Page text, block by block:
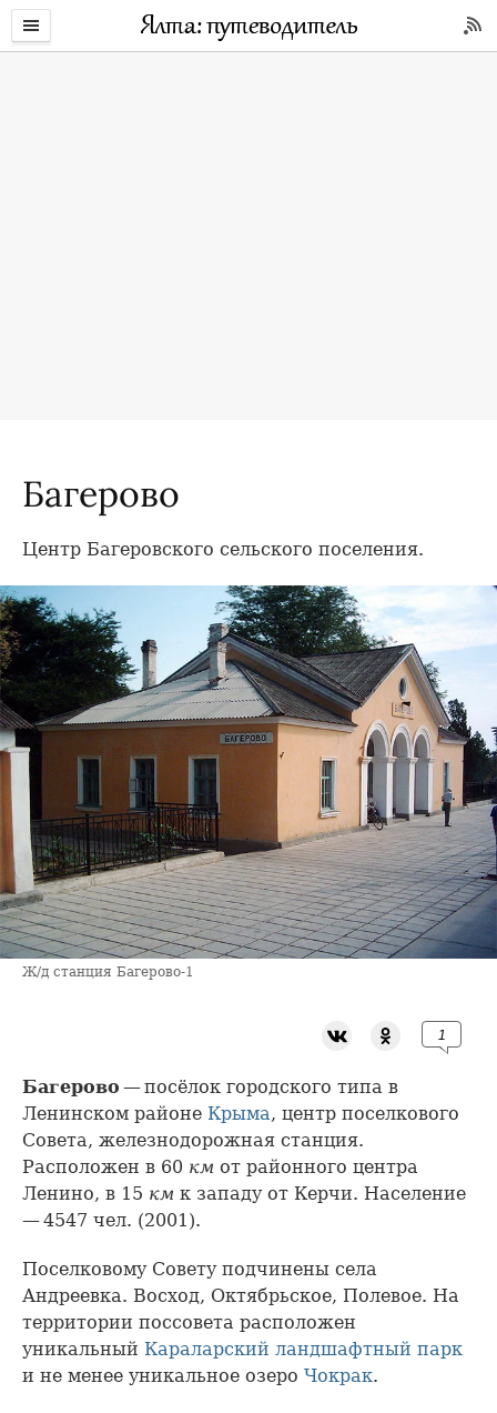
Багерово
Центр Багеровского сельского поселения.
Ж/д станция Багерово-1
1
Багерово — посёлок городского типа в
Ленинском районе Крыма, центр поселкового
Совета, железнодорожная станция.
Расположен в 60 км от районного центра
Ленино, в 15 км к западу от Керчи. Население
— 4547 чел. (2001).
Поселковому Совету подчинены села
Андреевка. Восход, Октябрьское, Полевое. На
территории поссовета расположен
уникальный Караларский ландшафтный парк
и не менее уникальное озеро Чокрак.